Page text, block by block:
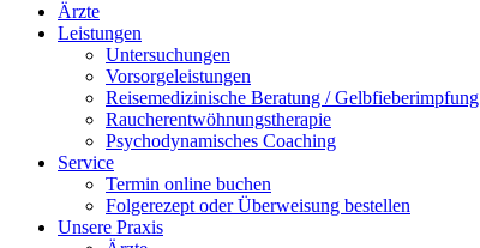
Ärzte
Leistungen
Untersuchungen
Vorsorgeleistungen
Reisemedizinische Beratung / Gelbfieberimpfung
Raucherentwöhnungstherapie
Psychodynamisches Coaching
Service
Termin online buchen
Folgerezept oder Überweisung bestellen
Unsere Praxis